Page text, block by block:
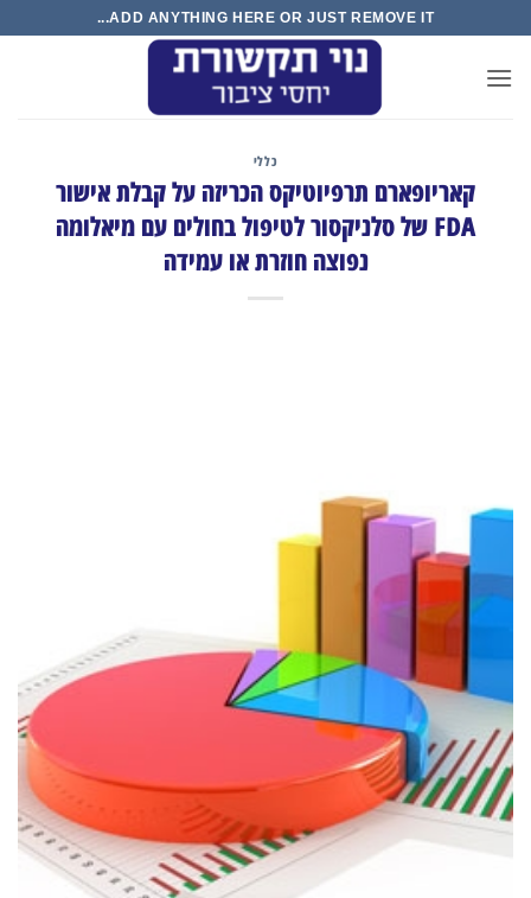
content
ADD ANYTHING HERE OR JUST REMOVE IT...
כללי
קאריופארם תרפיוטיקס הכריזה על קבלת אישור
FDA של סלניקסור לטיפול בחולים עם מיאלומה
נפוצה חוזרת או עמידה